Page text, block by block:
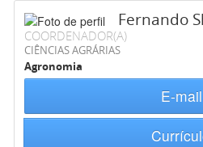
Fernando
COORDENADOR(A)
CIÊNCIAS AGRÁRIAS
Agronomia
E-mail